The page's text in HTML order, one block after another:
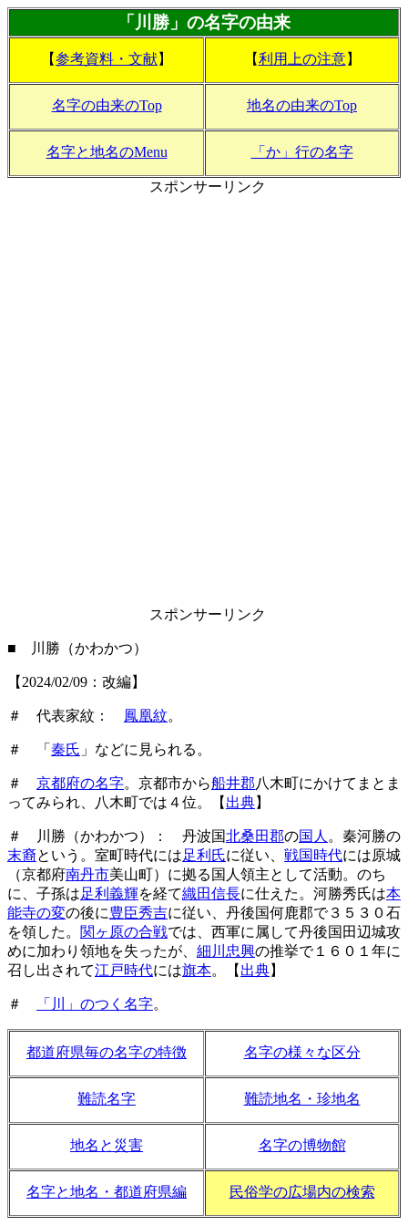
「川勝」の名字の由来
【参考資料・文献】 【利用上の注意】
名字の由来のTop 地名の由来のTop
名字と地名のMenu 「か」行の名字
スポンサーリンク
スポンサーリンク
■ 川勝（かわかつ）
【2024/02/09：改編】
＃ 代表家紋： 鳳凰紋。
＃ 「 秦氏 」などに見られる。
＃ 京都府の名字。京都市から船井郡八木町にかけてまとま
ってみられ、八木町では４位。【 出典】
＃ 川勝（かわかつ）： 丹波国北桑田郡の国人 。秦河勝の
末裔という。室町時代には足利氏に従い、 戦国時代には原城
（京都府南丹市美山町）に拠る国人領主として活動。のち
に、子孫は足利義輝を経て織田信長に仕えた。河勝秀氏は本
能寺の変の後に豊臣秀吉に従い、丹後国何鹿郡で３５３０石
を領した。 関ヶ原の合戦では、西軍に属して丹後国田辺城攻
めに加わり領地を失ったが、 細川忠興の推挙で１６０１年に
召し出されて江戸時代には旗本。【 出典】
＃ 「川」のつく名字。
都道府県毎の名字の特徴 名字の様々な区分
難読名字 難読地名・珍地名
地名と災害 名字の博物館
名字と地名・都道府県編 民俗学の広場内の検索